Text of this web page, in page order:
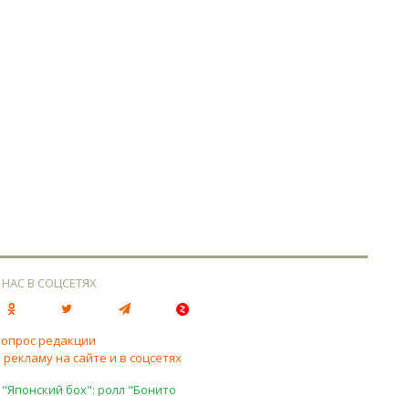
В СОЦСЕТЯХ
редакции
на сайте и в соцсетях
бох": ролл "Бонито